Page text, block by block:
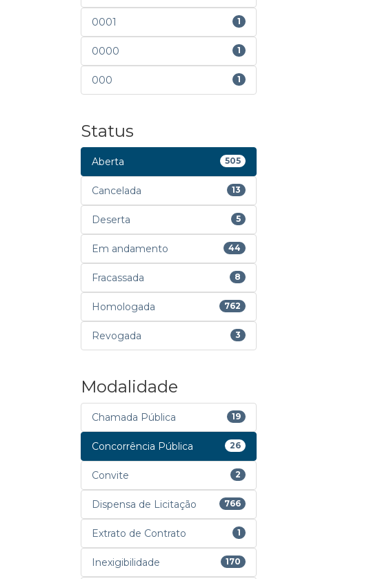
0001 1
0000 1
000 1
Status
Aberta 505
Cancelada 13
Deserta 5
Em andamento 44
Fracassada 8
Homologada 762
Revogada 3
Modalidade
Chamada Pública 19
Concorrência Pública 26
Convite 2
Dispensa de Licitação 766
Extrato de Contrato 1
Inexigibilidade 170